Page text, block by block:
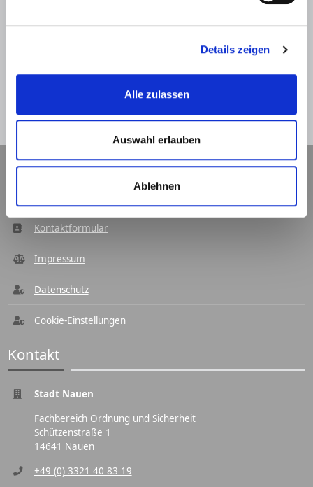
Details zeigen
Alle zulassen
Auswahl erlauben
Ablehnen
Kontaktformular
Impressum
Datenschutz
Cookie-Einstellungen
Kontakt
Stadt Nauen
Fachbereich Ordnung und Sicherheit
Schützenstraße 1
14641 Nauen
+49 (0) 3321 40 83 19